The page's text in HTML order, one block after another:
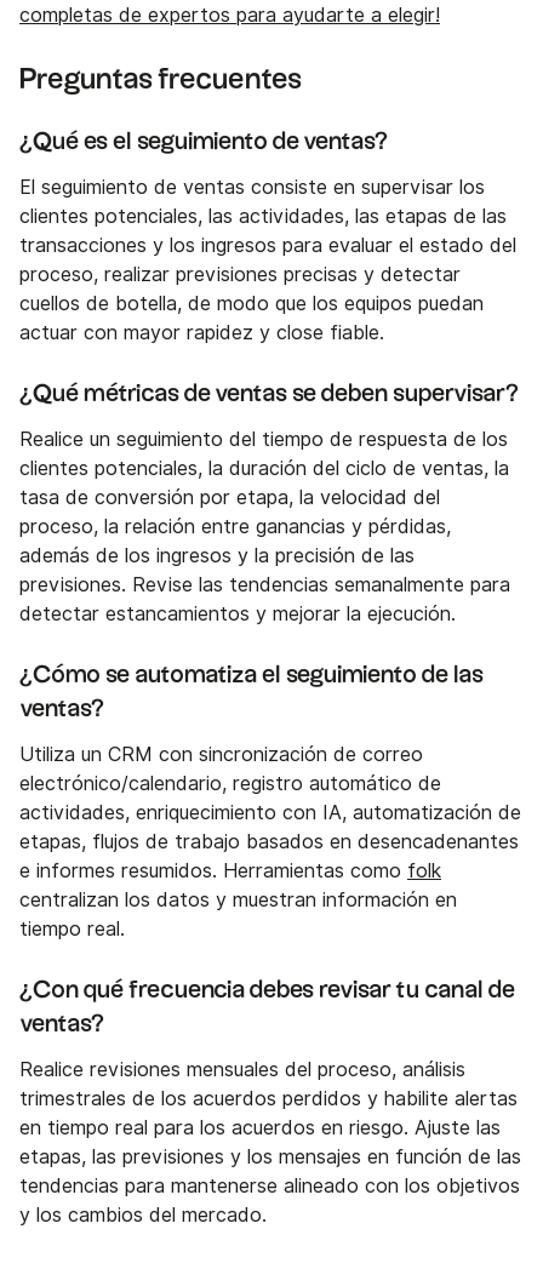
completas de expertos para ayudarte a elegir!
Preguntas frecuentes
¿Qué es el seguimiento de ventas?
El seguimiento de ventas consiste en supervisar los
clientes potenciales, las actividades, las etapas de las
transacciones y los ingresos para evaluar el estado del
proceso, realizar previsiones precisas y detectar
cuellos de botella, de modo que los equipos puedan
actuar con mayor rapidez y close fiable.
¿Qué métricas de ventas se deben supervisar?
Realice un seguimiento del tiempo de respuesta de los
clientes potenciales, la duración del ciclo de ventas, la
tasa de conversión por etapa, la velocidad del
proceso, la relación entre ganancias y pérdidas,
además de los ingresos y la precisión de las
previsiones. Revise las tendencias semanalmente para
detectar estancamientos y mejorar la ejecución.
¿Cómo se automatiza el seguimiento de las
ventas?
Utiliza un CRM con sincronización de correo
electrónico/calendario, registro automático de
actividades, enriquecimiento con IA, automatización de
etapas, flujos de trabajo basados en desencadenantes
e informes resumidos. Herramientas como folk
centralizan los datos y muestran información en
tiempo real.
¿Con qué frecuencia debes revisar tu canal de
ventas?
Realice revisiones mensuales del proceso, análisis
trimestrales de los acuerdos perdidos y habilite alertas
en tiempo real para los acuerdos en riesgo. Ajuste las
etapas, las previsiones y los mensajes en función de las
tendencias para mantenerse alineado con los objetivos
y los cambios del mercado.